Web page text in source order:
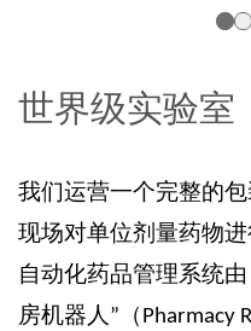
世界级实验室
我们运营一个完整的
现场对单位剂量药物
自动化药品管理系统由
房机器人”（Pharmacy